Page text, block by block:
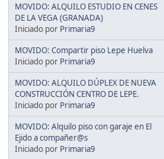
MOVIDO: ALQUILO ESTUDIO EN CENES
DE LA VEGA (GRANADA)
Iniciado por Primaria9
MOVIDO: Compartir piso Lepe Huelva
Iniciado por Primaria9
MOVIDO: ALQUILO DÚPLEX DE NUEVA
CONSTRUCCIÓN CENTRO DE LEPE.
Iniciado por Primaria9
MOVIDO: Alquilo piso con garaje en El
Ejido a compañer@s
Iniciado por Primaria9